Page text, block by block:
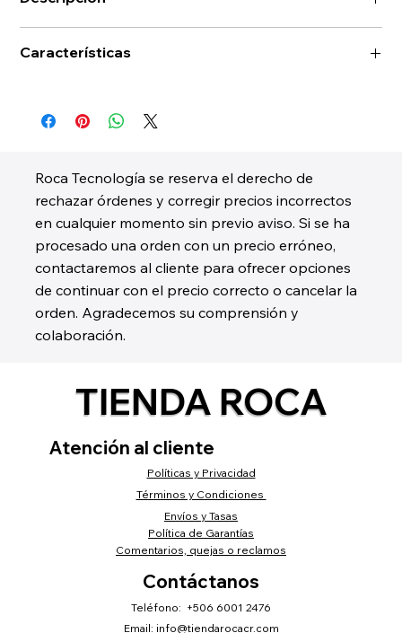
Roca Tecnología se reserva el derecho de
rechazar órdenes y corregir precios incorrectos
en cualquier momento sin previo aviso. Si se ha
procesado una orden con un precio erróneo,
contactaremos al cliente para ofrecer opciones
de continuar con el precio correcto o cancelar la
orden. Agradecemos su comprensión y
colaboración.
Características
TIENDA ROCA
Atención al cliente
Políticas y Privacidad
Términos y Condiciones
Envíos y Tasas
Política de Garantías
Comentarios, quejas o reclamos
Contáctanos
Teléfono: +506 6001 2476
Email: info@tiendarocacr.com